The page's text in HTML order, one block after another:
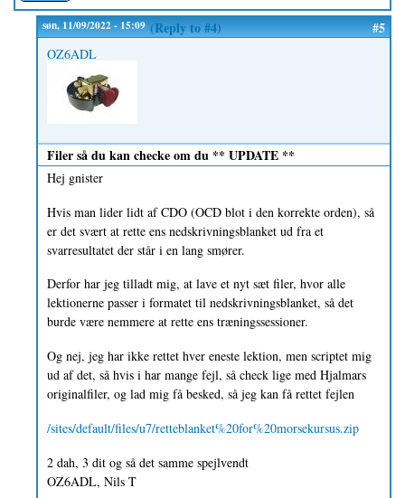
søn, 11/09/2022 - 15:09 (Reply to #4) #5
OZ6ADL
Filer så du kan checke om du ** UPDATE **
Hej gnister
Hvis man lider lidt af CDO (OCD blot i den korrekte orden), så
er det svært at rette ens nedskrivningsblanket ud fra et
svarresultatet der står i en lang smører.
Derfor har jeg tilladt mig, at lave et nyt sæt filer, hvor alle
lektionerne passer i formatet til nedskrivningsblanket, så det
burde være nemmere at rette ens træningssessioner.
Og nej, jeg har ikke rettet hver eneste lektion, men scriptet mig
ud af det, så hvis i har mange fejl, så check lige med Hjalmars
originalfiler, og lad mig få besked, så jeg kan få rettet fejlen
/sites/default/files/u7/retteblanket%20for%20morsekursus.zip
2 dah, 3 dit og så det samme spejlvendt
OZ6ADL, Nils T